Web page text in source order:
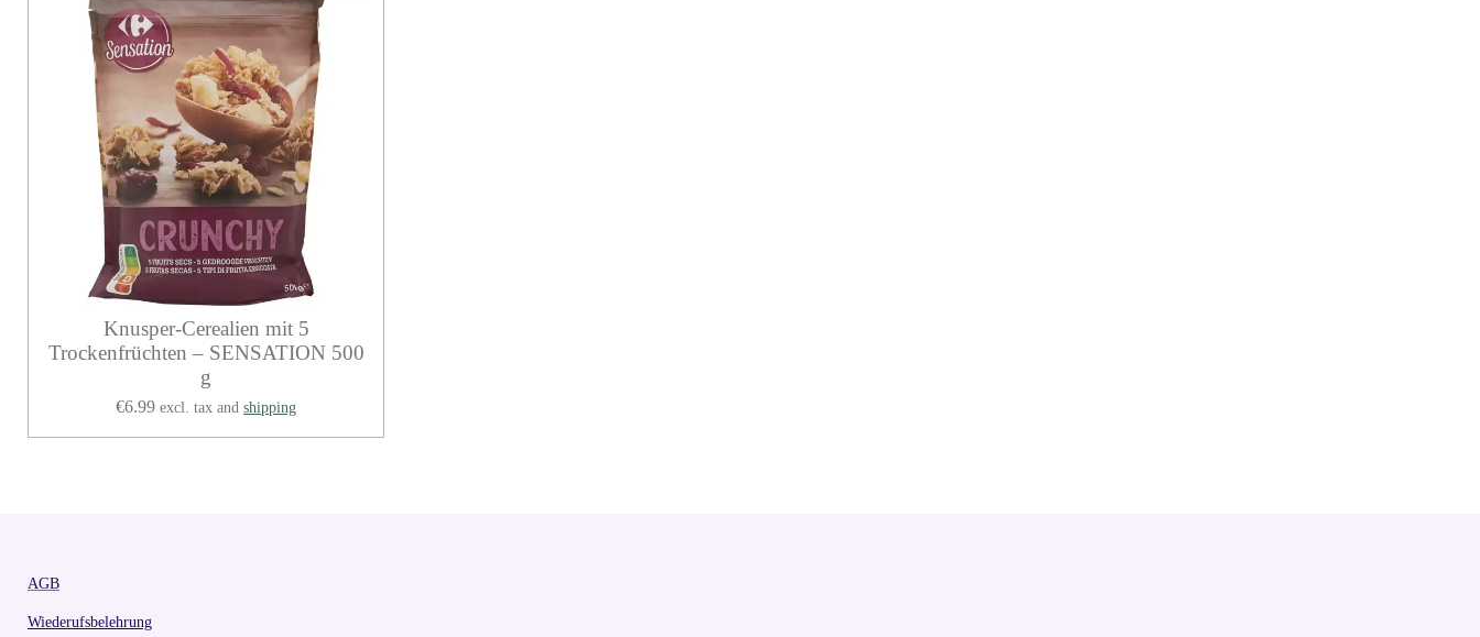
Knusper-Cerealien mit 5
Trockenfrüchten – SENSATION 500
g
€6.99 excl. tax andshipping
AGB
Wiederufsbelehrung